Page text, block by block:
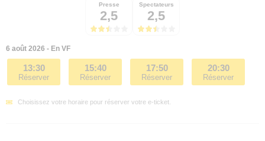
Presse
2,5
Spectateurs
2,5
6 août 2026 - En VF
13:30
Réserver
15:40
Réserver
17:50
Réserver
20:30
Réserver
Choisissez votre horaire pour réserver votre e-ticket.